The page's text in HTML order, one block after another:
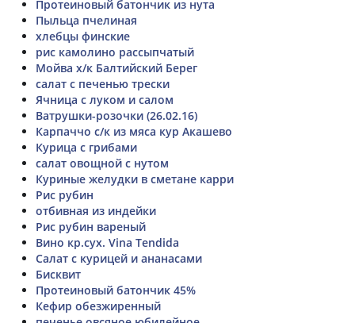
Протеиновый батончик из нута
Пыльца пчелиная
хлебцы финские
рис камолино рассыпчатый
Мойва х/к Балтийский Берег
салат с печенью трески
Ячница с луком и салом
Ватрушки-розочки (26.02.16)
Карпаччо с/к из мяса кур Акашево
Курица с грибами
салат овощной с нутом
Куриные желудки в сметане карри
Рис рубин
отбивная из индейки
Рис рубин вареный
Вино кр.сух. Vina Tendida
Салат с курицей и ананасами
Бисквит
Протеиновый батончик 45%
Кефир обезжиренный